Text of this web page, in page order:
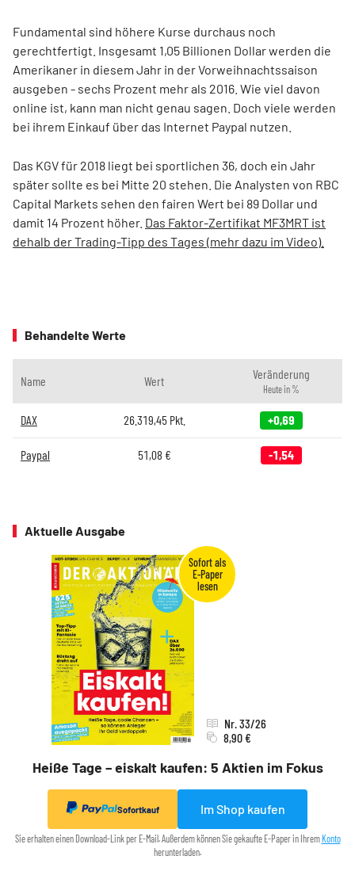
Fundamental sind höhere Kurse durchaus noch
gerechtfertigt. Insgesamt 1,05 Billionen Dollar werden die
Amerikaner in diesem Jahr in der Vorweihnachtssaison
ausgeben - sechs Prozent mehr als 2016. Wie viel davon
online ist, kann man nicht genau sagen. Doch viele werden
bei ihrem Einkauf über das Internet Paypal nutzen.
Das KGV für 2018 liegt bei sportlichen 36, doch ein Jahr
später sollte es bei Mitte 20 stehen. Die Analysten von RBC
Capital Markets sehen den fairen Wert bei 89 Dollar und
damit 14 Prozent höher. Das Faktor-Zertifikat MF3MRT ist
dehalb der Trading-Tipp des Tages (mehr dazu im Video).
Behandelte Werte
Name Wert Veränderung
Heute in %
DAX 26.319,45Pkt. +0,69
Paypal 51,08 € -1,54
Aktuelle Ausgabe
Heiße Tage – eiskalt kaufen: 5 Aktien im Fokus
Nr. 33/26
8,90 €
Sofortkauf Im Shop kaufen
Sie erhalten einen Download-Link per E-Mail. Außerdem können Sie gekaufte E-Paper in Ihrem Konto
herunterladen.